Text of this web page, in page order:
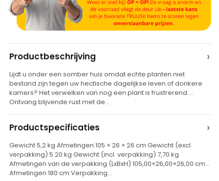
t
e
r
a
t
v
Productbeschrijving ›
Lijdt u onder een somber huis omdat echte planten niet
bestand zijn tegen uw hectische dagelijkse leven of donkere
kamers? Het verwelken van nog een plant is frustrerend.
Ontvang blijvende rust met de…
Productspecificaties ›
Gewicht 5,2 kg Afmetingen 105 × 26 × 26 cm Gewicht (excl.
verpakking) 5.20 kg Gewicht (incl. verpakking) 7,70 kg
Afmetingen van de verpakking (LxBxH) 105,00×26,00×26,00 cm
Afmetingen 180 cm Verpakking…